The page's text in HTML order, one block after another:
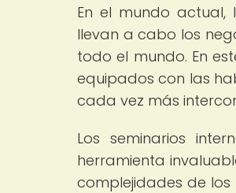
En el mundo
llevan a cabo los
todo el mundo. En
equipados con las
cada vez más
Los seminarios
herramienta
complejidades de